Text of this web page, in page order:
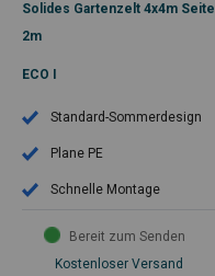
Solides Gartenzelt 4x4m Seite
2m
ECO I
Standard-Sommerdesign
Plane PE
Schnelle Montage
Bereit zum Senden
Kostenloser Versand